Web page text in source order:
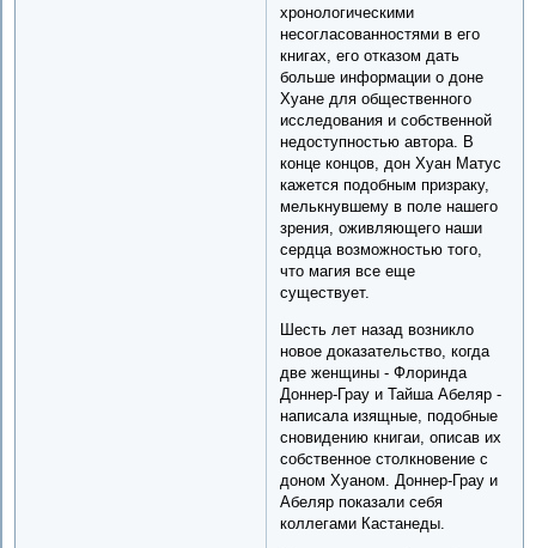
хронологическими
несогласованностями в его
книгах, его отказом дать
больше информации о доне
Хуане для общественного
исследования и собственной
недоступностью автора. В
конце концов, дон Хуан Матус
кажется подобным призраку,
мелькнувшему в поле нашего
зрения, оживляющего наши
сердца возможностью того,
что магия все еще
существует.
Шесть лет назад возникло
новое доказательство, когда
две женщины - Флоринда
Доннер-Грау и Тайша Абеляр -
написала изящные, подобные
сновидению книгаи, описав их
собственное столкновение с
доном Хуаном. Доннер-Грау и
Абеляр показали себя
коллегами Кастанеды.